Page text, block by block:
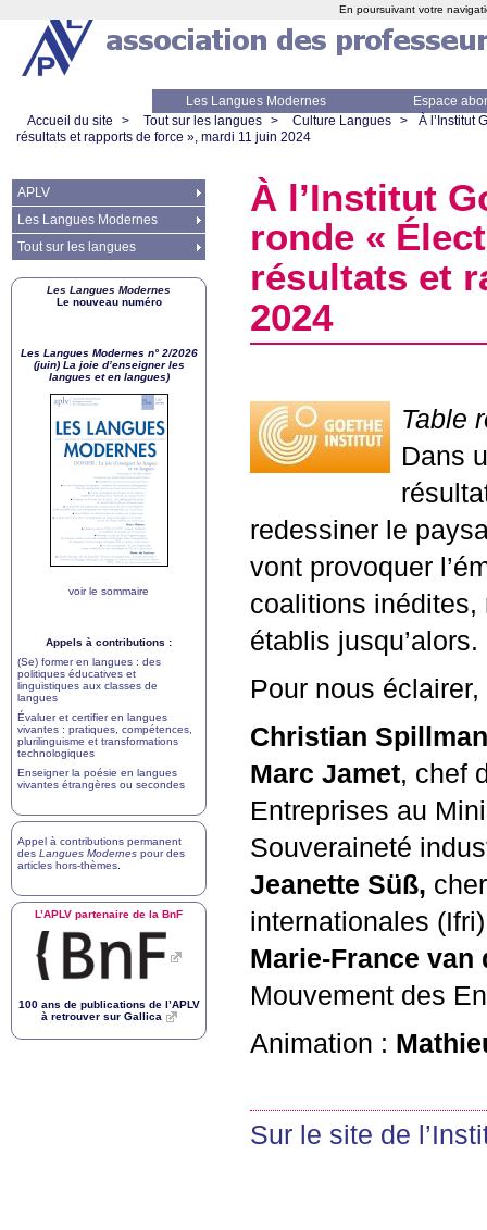
Les Langues Modernes
Espace
Accueil du site
> Tout sur les langues > Culture Langues >
À l’Institut
résultats et rapports de force », mardi 11 juin 2024
À l’Institut
ronde «
résultats et
2024
Table
Dans
redessiner le
vont provoquer
coalitions
établis jusqu’alors.
Pour nous
Christian
Marc Jamet, chef
Entreprises au
Souveraineté
Jeanette Süß,
internationales (Ifri)
Marie-France van
Mouvement des
Animation :
Sur le site de
APLV
Les Langues Modernes
Tout sur les langues
Les Langues Modernes
Le nouveau numéro
Les Langues Modernes n° 2/2026
(juin) La joie d’enseigner les
langues et en langues)
voir le sommaire
Appels à contributions :
(Se) former en langues : des
politiques éducatives et
linguistiques aux classes de
langues
Évaluer et certifier en langues
vivantes : pratiques, compétences,
plurilinguisme et transformations
technologiques
Enseigner la poésie en langues
vivantes étrangères ou secondes
Appel à contributions permanent
des Langues Modernes pour des
articles hors-thèmes
L’APLV partenaire de la BnF
100 ans de publications de l’APLV
à retrouver sur Gallica
En poursuivant votre